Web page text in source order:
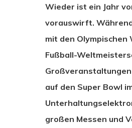
Wieder ist ein Jahr
vorauswirft.
mit den Olympischen
Fußball-
auf den Super Bowl
großen Messen und